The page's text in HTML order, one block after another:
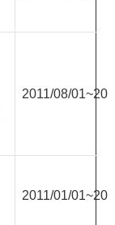
2011/08/
2011/01/